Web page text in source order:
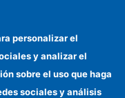
personalizar el
y analizar el
sobre el uso que haga
sociales y análisis